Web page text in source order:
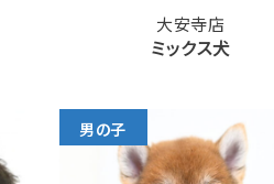
大安寺店
ミックス犬
男の子